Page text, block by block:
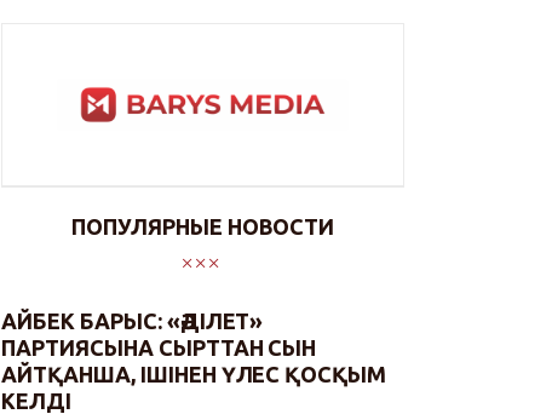
ПОПУЛЯРНЫЕ НОВОСТИ
АЙБЕК БАРЫС: «ӘДІЛЕТ»
ПАРТИЯСЫНА СЫРТТАН СЫН
АЙТҚАНША, ІШІНЕН ҮЛЕС ҚОСҚЫМ
КЕЛДІ